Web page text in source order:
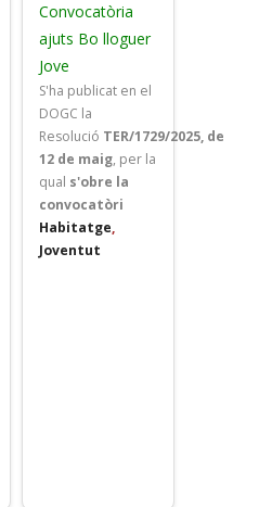
Convocatòria
ajuts Bo lloguer
Jove
S'ha publicat en el
DOGC la
Resolució TER/1729/2025, de
12 de maig, per la
qual s'obre la
convocatòri
Habitatge,
Joventut